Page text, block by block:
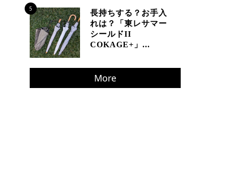
5
長持ちする？お手入
れは？「東レサマー
シールドII
COKAGE+」...
More